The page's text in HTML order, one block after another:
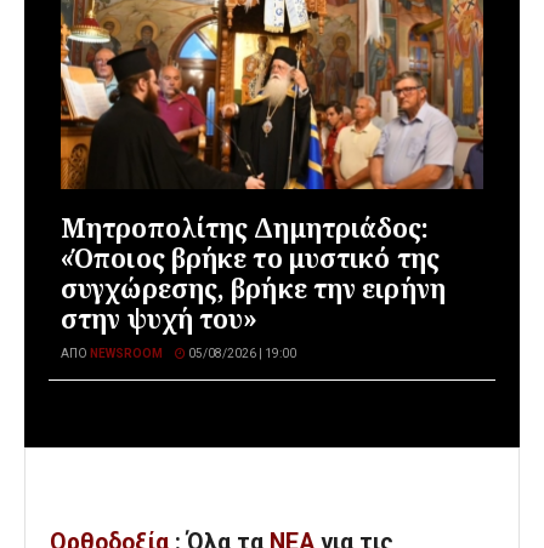
Μητροπολίτης Δημητριάδος:
«Όποιος βρήκε το μυστικό της
συγχώρεσης, βρήκε την ειρήνη
στην ψυχή του»
ΑΠΌ NEWSROOM 05/08/2026 | 19:00